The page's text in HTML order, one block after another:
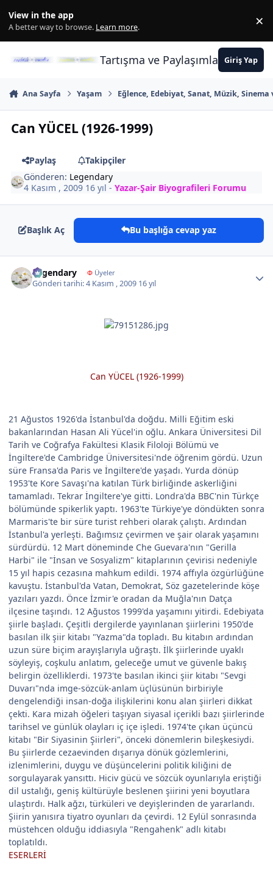
View in the app
A better way to browse. Learn more. ×
Tartışma ve PaylaşımlarınGiriş Yap
Ana Sayfa Yaşam Eğlence, Edebiyat, Sanat, Müzik, Sinema
Can YÜCEL (1926-1999)
Paylaş
Takipçiler
Gönderen: Legendary
4 Kasım , 2009 16 yıl -Yazar-Şair Biyografileri Forumu
Başlık Aç Bu başlığa cevap yaz
Legendary ΦÜyeler
Gönderi tarihi:4 Kasım , 2009 16 yıl
Can YÜCEL (1926-1999)
21 Ağustos 1926'da İstanbul'da doğdu. Milli Eğitim eski
bakanlarından Hasan Ali Yücel'in oğlu. Ankara Üniversitesi Dil
Tarih ve Coğrafya Fakültesi Klasik Filoloji Bölümü ve
İngiltere'de Cambridge Üniversitesi'nde öğrenim gördü. Uzun
süre Fransa'da Paris ve İngiltere'de yaşadı. Yurda dönüp
1953'te Kore Savaşı'na katılan Türk birliğinde askerliğini
tamamladı. Tekrar İngiltere'ye gitti. Londra'da BBC'nin Türkçe
bölümünde spikerlik yaptı. 1963'te Türkiye'ye döndükten sonra
Marmaris'te bir süre turist rehberi olarak çalıştı. Ardından
İstanbul'a yerleşti. Bağımsız çevirmen ve şair olarak yaşamını
sürdürdü. 12 Mart döneminde Che Guevara'nın "Gerilla
Harbi" ile "İnsan ve Sosyalizm" kitaplarının çevirisi nedeniyle
15 yıl hapis cezasına mahkum edildi. 1974 affıyla özgürlüğüne
kavuştu. İstanbul'da Vatan, Demokrat, Söz gazetelerinde köşe
yazıları yazdı. Önce İzmir'e oradan da Muğla'nın Datça
ilçesine taşındı. 12 Ağustos 1999'da yaşamını yitirdi. Edebiyata
şiirle başladı. Çeşitli dergilerde yayınlanan şiirlerini 1950'de
basılan ilk şiir kitabı "Yazma"da topladı. Bu kitabın ardından
uzun süre biçim arayışlarıyla uğraştı. İlk şiirlerinde uyaklı
söyleyiş, coşkulu anlatım, geleceğe umut ve güvenle bakış
belirgin özelliklerdi. 1973'te basılan ikinci şiir kitabı "Sevgi
Duvarı"nda imge-sözcük-anlam üçlüsünün birbiriyle
dengelendiği insan-doğa ilişkilerini konu alan şiirleri dikkat
çekti. Kara mizah öğeleri taşıyan siyasal içerikli bazı şiirlerinde
tarihsel ve günlük olayları iç içe işledi. 1974'te çıkan üçüncü
kitabı "Bir Siyasinin Şiirleri", önceki dönemlerin bileşkesiydi.
Bu şiirlerde cezaevinden dışarıya dönük gözlemlerini,
izlenimlerini, duygu ve düşüncelerini politik kiliğini de
sorgulayarak yansıttı. Hiciv gücü ve sözcük oyunlarıyla eriştiği
dil ustalığı, geniş kültürüyle beslenen şiirini yeni boyutlara
ulaştırdı. Halk ağzı, türküleri ve deyişlerinden de yararlandı.
Şiirin yanısıra tiyatro oyunları da çevirdi. 12 Eylül sonrasında
müstehcen olduğu iddiasıyla "Rengahenk" adlı kitabı
toplatıldı.
ESERLERİ